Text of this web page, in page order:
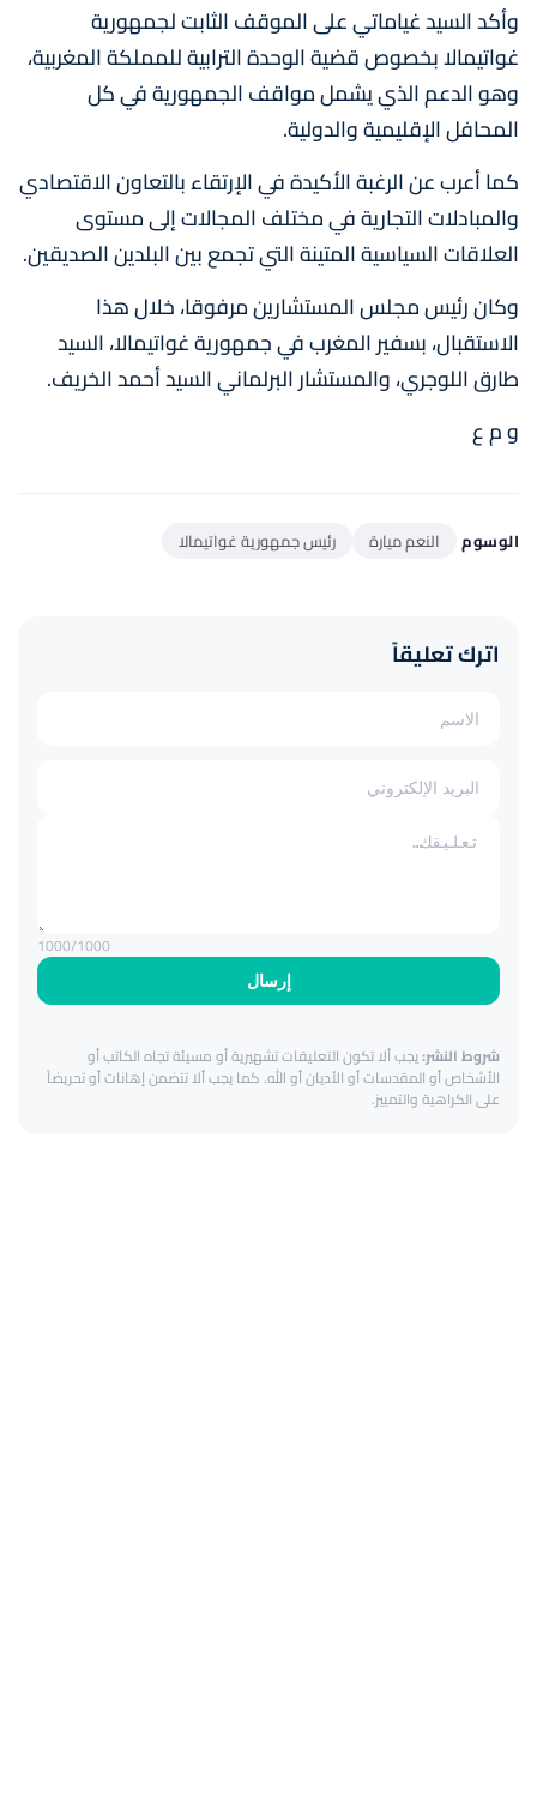
وأكد السيد غياماتي على الموقف الثابت لجمهورية
غواتيمالا بخصوص قضية الوحدة الترابية للمملكة المغربية،
وهو الدعم الذي يشمل مواقف الجمهورية في كل
المحافل الإقليمية والدولية.
كما أعرب عن الرغبة الأكيدة في الإرتقاء بالتعاون الاقتصادي
والمبادلات التجارية في مختلف المجالات إلى مستوى
العلاقات السياسية المتينة التي تجمع بين البلدين الصديقين.
وكان رئيس مجلس المستشارين مرفوقا، خلال هذا
الاستقبال، بسفير المغرب في جمهورية غواتيمالا، السيد
طارق اللوجري، والمستشار البرلماني السيد أحمد الخريف.
و م ع
الوسوم النعم ميارة رئيس جمهورية غواتيمالا
اترك تعليقاً
إرسال
1000/1000
شروط النشر:يجب ألا تكون التعليقات تشهيرية أو مسيئة تجاه الكاتب أو
الأشخاص أو المقدسات أو الأديان أو الله. كما يجب ألا تتضمن إهانات أو تحريضاً
على الكراهية والتمييز.